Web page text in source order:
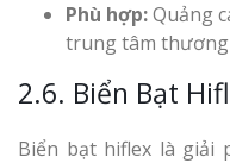
Phù hợp:Quảng
trung tâm thương
2.6. Biển Bạt
Biển bạt hiflex là giải